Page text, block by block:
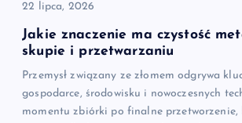
22 lipca, 2026
Jakie znaczenie ma czystość
skupie i przetwarzaniu
Przemysł związany ze złomem odgrywa
gospodarce, środowisku i nowoczesnych
momentu zbiórki po finalne przetworzenie,